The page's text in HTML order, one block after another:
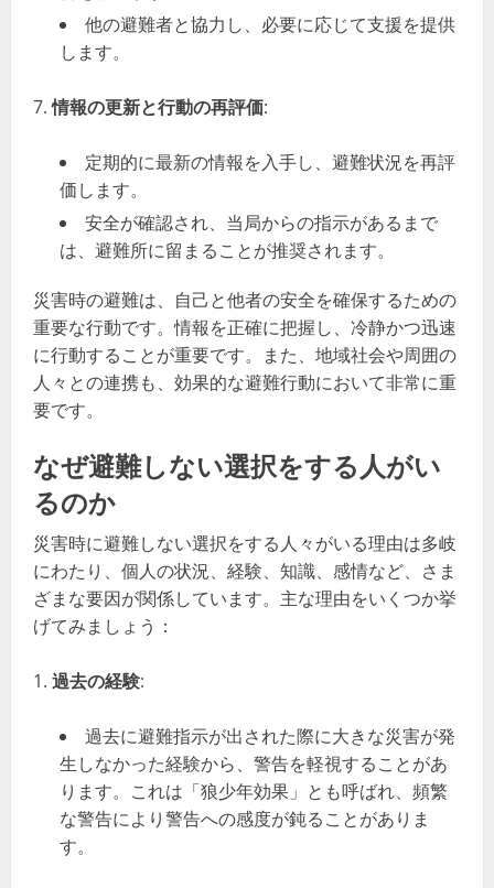
他の避難者と協力し、必要に応じて支援を提供
します。
情報の更新と行動の再評価:
定期的に最新の情報を入手し、避難状況を再評
価します。
安全が確認され、当局からの指示があるまで
は、避難所に留まることが推奨されます。
災害時の避難は、自己と他者の安全を確保するための
重要な行動です。情報を正確に把握し、冷静かつ迅速
に行動することが重要です。また、地域社会や周囲の
人々との連携も、効果的な避難行動において非常に重
要です。
なぜ避難しない選択をする人がい
るのか
災害時に避難しない選択をする人々がいる理由は多岐
にわたり、個人の状況、経験、知識、感情など、さま
ざまな要因が関係しています。主な理由をいくつか挙
げてみましょう：
過去の経験:
過去に避難指示が出された際に大きな災害が発
生しなかった経験から、警告を軽視することがあ
ります。これは「狼少年効果」とも呼ばれ、頻繁
な警告により警告への感度が鈍ることがありま
す。